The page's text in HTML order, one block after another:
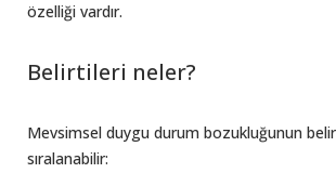
özelliği vardır.
Belirtileri neler?
Mevsimsel duygu durum bozukluğunun
sıralanabilir: